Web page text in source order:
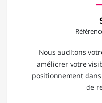
Nous auditons
améliorer votre
positionnement
de